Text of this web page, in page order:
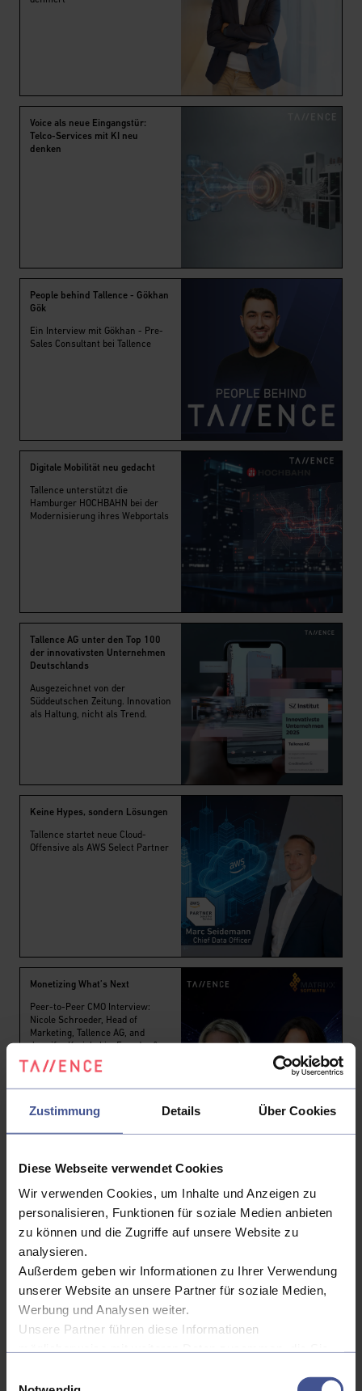
Zustimmung Details Über Cookies
Diese Webseite verwendet Cookies
Wir verwenden Cookies, um Inhalte und Anzeigen zu
personalisieren, Funktionen für soziale Medien anbieten
zu können und die Zugriffe auf unsere Website zu
analysieren.
Außerdem geben wir Informationen zu Ihrer Verwendung
unserer Website an unsere Partner für soziale Medien,
Werbung und Analysen weiter.
Unsere Partner führen diese Informationen
Nutzung der Dienste gesammelt haben.
Voice als neue Eingangstür:
Telco-Services mit KI neu
denken
People behind Tallence - Gökhan
Gök
Ein Interview mit Gökhan - Pre-
Sales Consultant bei Tallence
Digitale Mobilität neu gedacht
Tallence unterstützt die
Hamburger HOCHBAHN bei der
Modernisierung ihres Webportals
Tallence AG unter den Top 100
der innovativsten Unternehmen
Deutschlands
Ausgezeichnet von der
Süddeutschen Zeitung. Innovation
als Haltung, nicht als Trend.
Keine Hypes, sondern Lösungen
Tallence startet neue Cloud-
Offensive als AWS Select Partner
Monetizing What’s Next
Peer-to-Peer CMO Interview:
Nicole Schroeder, Head of
Marketing, Tallence AG, and
Jennifer Kyriakakis, Founder &
CMO, MATRIXX Software
Germany
Digitalisierungspartner für
Innovation vs. Regulation
Ein Brückenschlag zwischen
Sicherheit